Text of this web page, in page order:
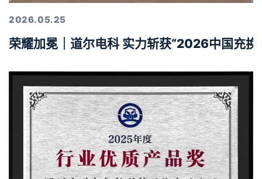
2026.05.25
荣耀加冕｜道尔电科 实力斩获“2026中国充换